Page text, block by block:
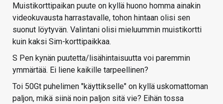
Muistikorttipaikan puute on kyllä huono homma ainakin
videokuvausta harrastavalle, tohon hintaan olisi sen
suonut löytyvän. Valintani olisi mieluummin muistikortti
kuin kaksi Sim-korttipaikkaa.
S Pen kynän puutetta/lisähintaisuutta voi paremmin
ymmärtää. Ei liene kaikille tarpeellinen?
Toi 50Gt puhelimen "käyttikselle" on kyllä uskomattoman
paljon, mikä siinä noin paljon sitä vie? Eihän tossa